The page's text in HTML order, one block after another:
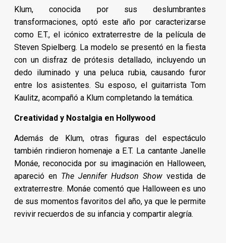
Klum, conocida por sus deslumbrantes
transformaciones, optó este año por caracterizarse
como E.T., el icónico extraterrestre de la película de
Steven Spielberg. La modelo se presentó en la fiesta
con un disfraz de prótesis detallado, incluyendo un
dedo iluminado y una peluca rubia, causando furor
entre los asistentes. Su esposo, el guitarrista Tom
Kaulitz, acompañó a Klum completando la temática.
Creatividad y Nostalgia en Hollywood
Además de Klum, otras figuras del espectáculo
también rindieron homenaje a E.T. La cantante Janelle
Monáe, reconocida por su imaginación en Halloween,
apareció en The Jennifer Hudson Show vestida de
extraterrestre. Monáe comentó que Halloween es uno
de sus momentos favoritos del año, ya que le permite
revivir recuerdos de su infancia y compartir alegría.